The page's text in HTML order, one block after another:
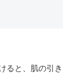
ると、肌の引き